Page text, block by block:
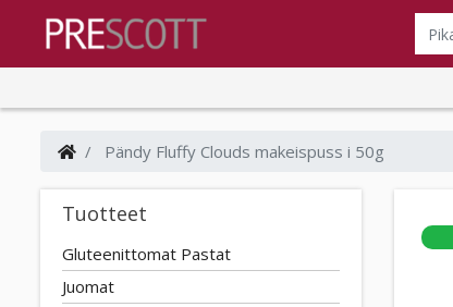
Pändy Fluffy Clouds makeispuss i 50g
Tuotteet
Gluteenittomat Pastat
Juomat